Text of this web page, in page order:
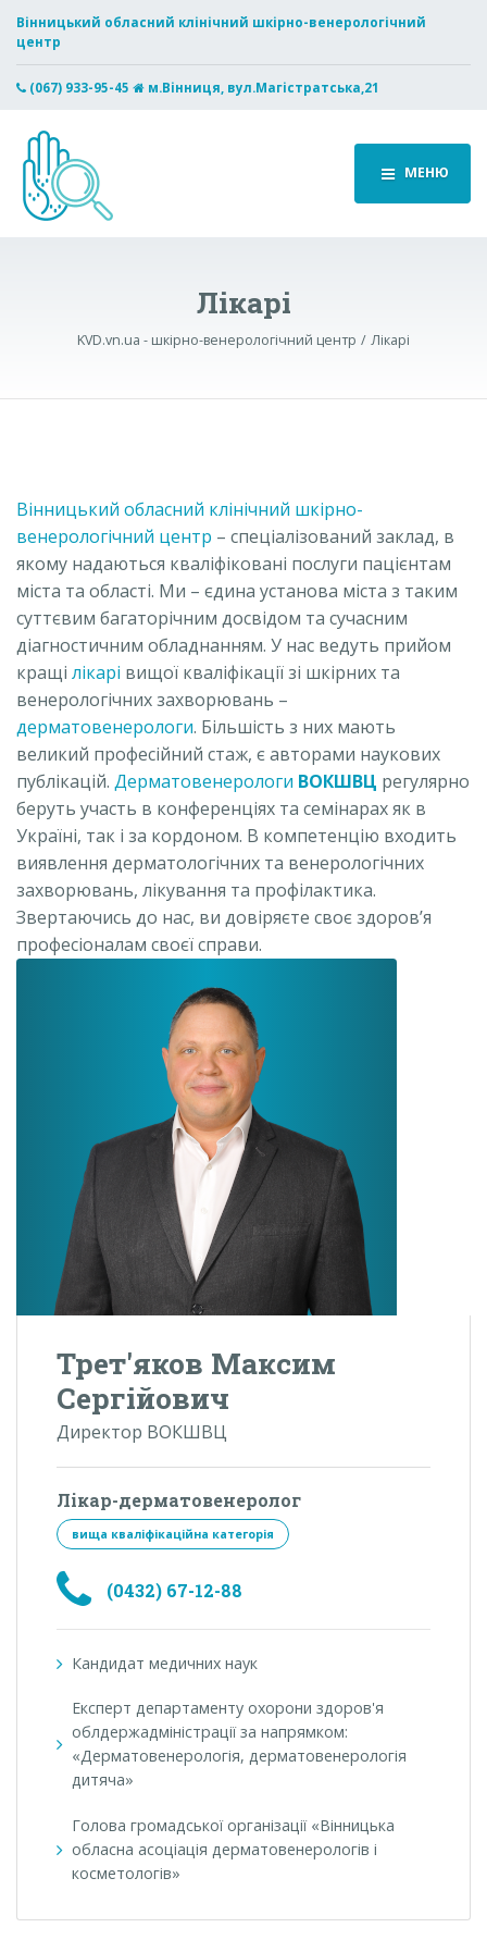
Вінницький обласний клінічний шкірно-венерологічний
центр
(067) 933-95-45 м.Вінниця, вул.Магістратська,21
МЕНЮ
Лікарі
KVD.vn.ua - шкірно-венерологічний центр Лікарі
Вінницький обласний клінічний шкірно-
венерологічний центр – спеціалізований заклад, в
якому надаються кваліфіковані послуги пацієнтам
міста та області. Ми – єдина установа міста з таким
суттєвим багаторічним досвідом та сучасним
діагностичним обладнанням. У нас ведуть прийом
кращі лікарі вищої кваліфікації зі шкірних та
венерологічних захворювань –
дерматовенерологи. Більшість з них мають
великий професійний стаж, є авторами наукових
публікацій. Дерматовенерологи ВОКШВЦ регулярно
беруть участь в конференціях та семінарах як в
Україні, так і за кордоном. В компетенцію входить
виявлення дерматологічних та венерологічних
захворювань, лікування та профілактика.
Звертаючись до нас, ви довіряєте своє здоров’я
професіоналам своєї справи.
Трет'яков Максим
Сергійович
Директор ВОКШВЦ
Лікар-дерматовенеролог
вища кваліфікаційна категорія
(0432) 67-12-88
Кандидат медичних наук
Експерт департаменту охорони здоров'я
облдержадміністрації за напрямком:
«Дерматовенерологія, дерматовенерологія
дитяча»
Голова громадської організації «Вінницька
обласна асоціація дерматовенерологів і
косметологів»